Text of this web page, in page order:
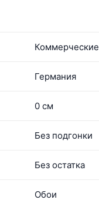
Коммерческие
Германия
0 см
Без подгонки
Без остатка
Обои